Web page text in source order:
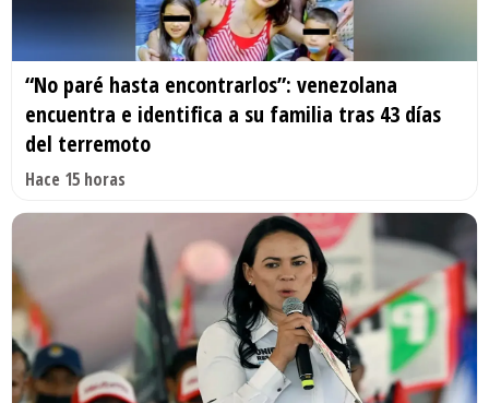
“No paré hasta encontrarlos”: venezolana
encuentra e identifica a su familia tras 43 días
del terremoto
Hace 15 horas